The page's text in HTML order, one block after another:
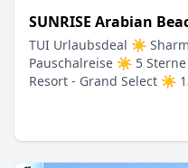
SUNRISE Arabian
TUI Urlaubsdeal ☀
Pauschalreise ☀ 5 Sterne
Resort - Grand Select ☀